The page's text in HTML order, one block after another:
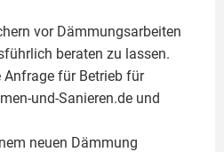
vor Dämmungsarbeiten
beraten zu lassen.
für Betrieb für
und-Sanieren.de und
neuen Dämmung